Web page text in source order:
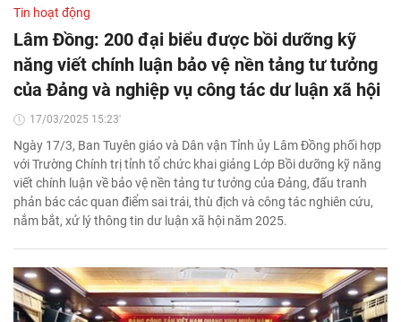
Tin hoạt động
Lâm Đồng: 200 đại biểu được bồi dưỡng kỹ
năng viết chính luận bảo vệ nền tảng tư tưởng
của Đảng và nghiệp vụ công tác dư luận xã hội
17/03/2025 15:23'
Ngày 17/3, Ban Tuyên giáo và Dân vận Tỉnh ủy Lâm Đồng phối hợp
với Trường Chính trị tỉnh tổ chức khai giảng Lớp Bồi dưỡng kỹ năng
viết chính luận về bảo vệ nền tảng tư tưởng của Đảng, đấu tranh
phản bác các quan điểm sai trái, thù địch và công tác nghiên cứu,
nắm bắt, xử lý thông tin dư luận xã hội năm 2025.